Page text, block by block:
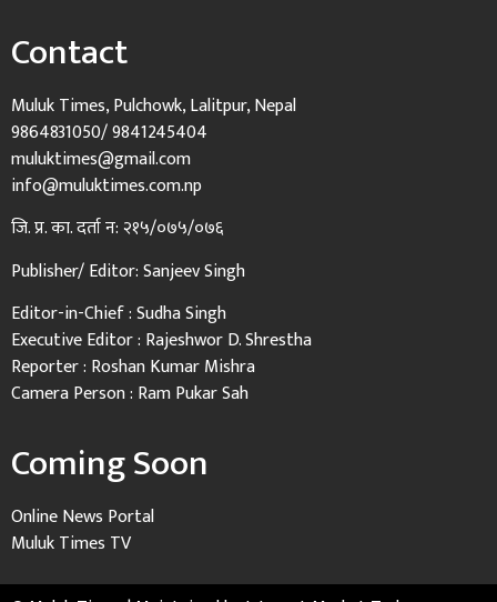
Contact
Muluk Times, Pulchowk, Lalitpur, Nepal
9864831050/ 9841245404
muluktimes@gmail.com
info@muluktimes.com.np
जि. प्र. का. दर्ता न: २१५/०७५/०७६
Publisher/ Editor: Sanjeev Singh
Editor-in-Chief : Sudha Singh
Executive Editor : Rajeshwor D. Shrestha
Reporter : Roshan Kumar Mishra
Camera Person : Ram Pukar Sah
Coming Soon
Online News Portal
Muluk Times TV